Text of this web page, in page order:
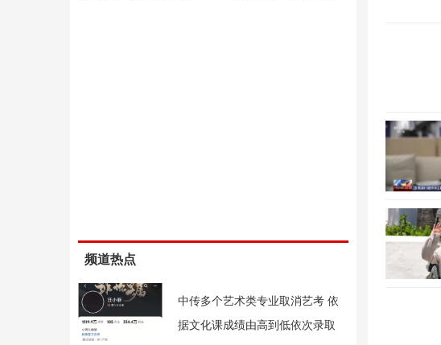
频道热点
中传多个艺术类专业取消艺考 依
据文化课成绩由高到低依次录取